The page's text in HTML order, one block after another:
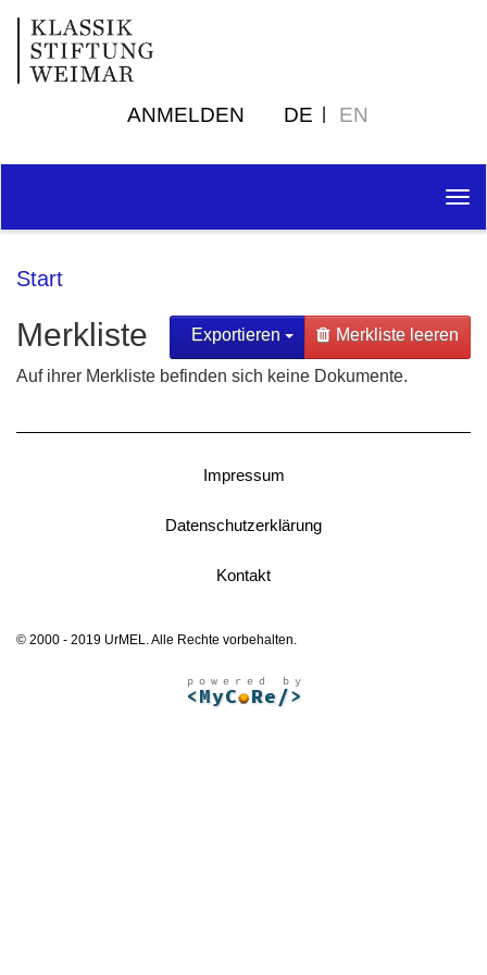
ANMELDEN DE EN
Start
Exportieren Merkliste leeren
Merkliste
Auf ihrer Merkliste befinden sich keine Dokumente.
Impressum
Datenschutzerklärung
Kontakt
© 2000 - 2019 UrMEL. Alle Rechte vorbehalten.